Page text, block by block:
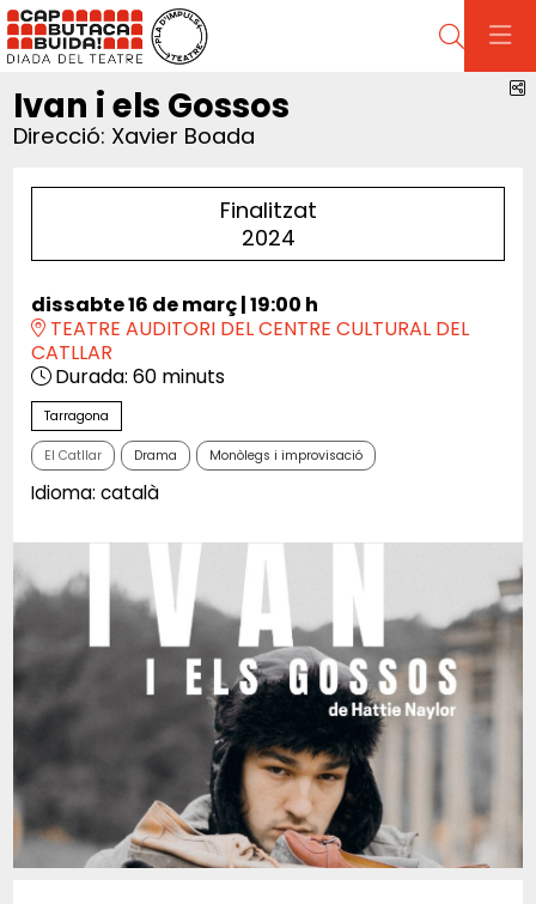
Cerca
Ivan i els Gossos
Direcció: Xavier Boada
Finalitzat
2024
dissabte 16 de març|19:00 h
TEATRE AUDITORI DEL CENTRE CULTURAL DEL
CATLLAR
Durada: 60 minuts
Tarragona
El Catllar Drama Monòlegs i improvisació
Idioma: català